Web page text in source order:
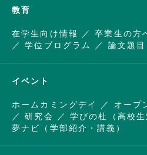
教育
在学生向け情報 卒業生の方
学位プログラム
論文題目
イベント
ホームカミングデイ オープ
研究会
学びの杜（高校生
夢ナビ（学部紹介・講義）